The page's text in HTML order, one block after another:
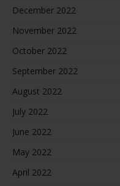
December 2022
November 2022
October 2022
September 2022
August 2022
July 2022
June 2022
May 2022
April 2022